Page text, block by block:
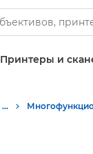
Принтеры и
Принтеры и факсимильные аппараты для бизнеса